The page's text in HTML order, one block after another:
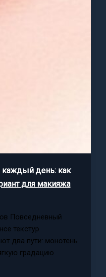
каждый день: как
для макияжа
Повседневный
текстур.
два пути: монотень
градацию